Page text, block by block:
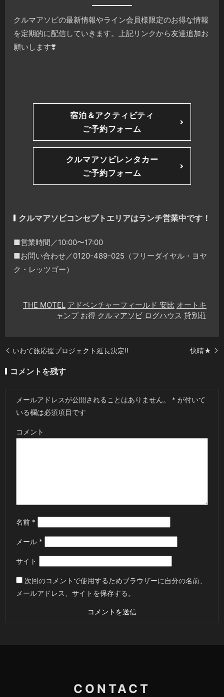
クルマアソビの最新情報やライン会員様限定のお得な情報
を定期的に配信していきます。上記リンクから友達追加お
願いします❣️
宿泊＆アクティビティ
ご予約フォーム
クルマアソビレンタカー
ご予約フォーム
クルマアソビコンセプトエリアはランチ営業中です！
■営業時間／10:00〜17:00
■お問い合わせ／0120-489-025（フリーダイヤル・ヨヤ
ク・レッツゴー）
THE MOTEL アドベンチャーフィールド 安比 オートキ
ャンプ お得 クルマアソビ ログハウス 貸別荘
いわて旅応援プロジェクト延長決定!! 快晴★
コメントを残す
メールアドレスが公開されることはありません。 * が付いて
いる欄は必須項目です
コメント
名前 *
メール *
サイト
次回のコメントで使用するためブラウザーに自分の名前、
メールアドレス、サイトを保存する。
CONTACT